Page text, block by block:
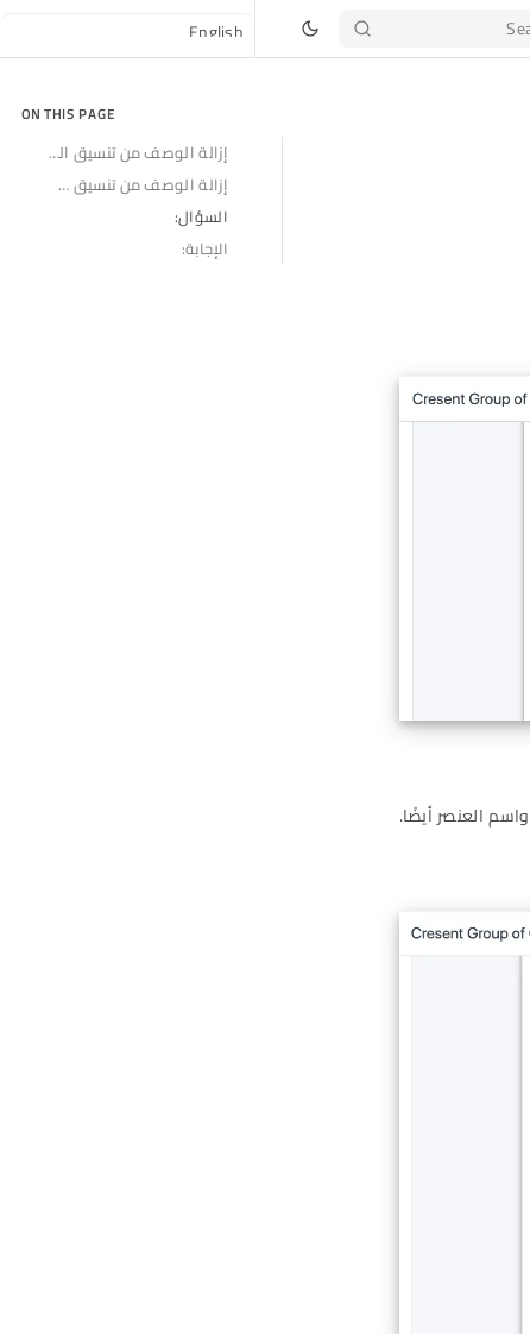
العنصر أيضًا.
ON THIS PAGE
إزالة الوصف من تنسيق الطباعة
إزالة الوصف من تنسيق الطباعة
السؤال:
الإجابة: